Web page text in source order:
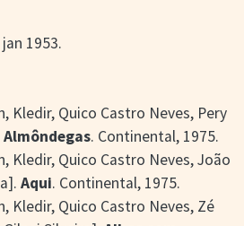
1953.
Kledir, Quico Castro Neves, Pery
Almôndegas. Continental, 1975.
Kledir, Quico Castro Neves, João
Aqui. Continental, 1975.
Kledir, Quico Castro Neves, Zé